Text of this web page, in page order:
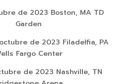
de 2023 Boston, MA TD
Garden
de 2023 Filadelfia, PA
Fargo Center
de 2023 Nashville, TN